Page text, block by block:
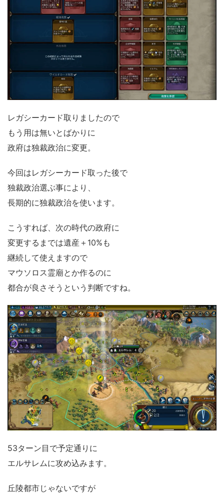
レガシーカード取りましたので
もう用は無いとばかりに
政府は独裁政治に変更。
今回はレガシーカード取った後で
独裁政治選ぶ事により、
長期的に独裁政治を使います。
こうすれば、次の時代の政府に
変更するまでは遺産＋10%も
継続して使えますので
マウソロス霊廟とか作るのに
都合が良さそうという判断ですね。
53ターン目で予定通りに
エルサレムに攻め込みます。
丘陵都市じゃないですが